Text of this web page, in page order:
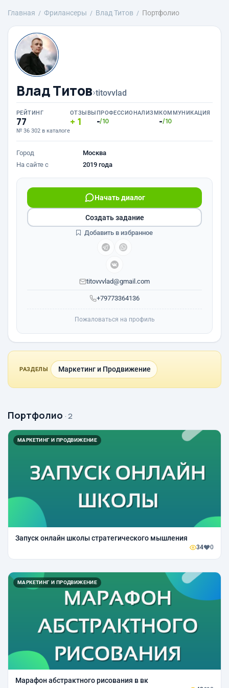
Главная Фрилансеры Влад Титов Портфолио
Влад Титов›titovvlad
РЕЙТИНГ
77
№ 36 302 в каталоге
ОТЗЫВЫ
1
ПРОФЕССИОНАЛИЗМ
-/10
КОММУНИКАЦИЯ
-/10
Город
Москва
На сайте с
2019 года
+79773364136
Начать диалог
titovvvlad@gmail.com
Создать задание
Добавить в избранное
Пожаловаться на профиль
РАЗДЕЛЫ Маркетинг и Продвижение
Портфолио · 2
МАРКЕТИНГ И ПРОДВИЖЕНИЕ
Запуск онлайн школы стратегического мышления
34 0
МАРКЕТИНГ И ПРОДВИЖЕНИЕ
Марафон абстрактного рисования в вк